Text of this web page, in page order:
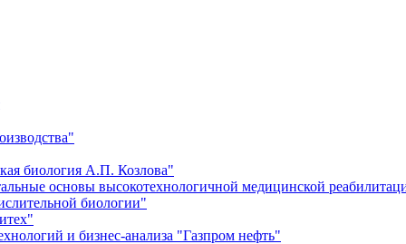
биология А.П. Козлова"
основы высокотехнологичной медицинской
биологии"
и бизнес-анализа "Газпром нефть"